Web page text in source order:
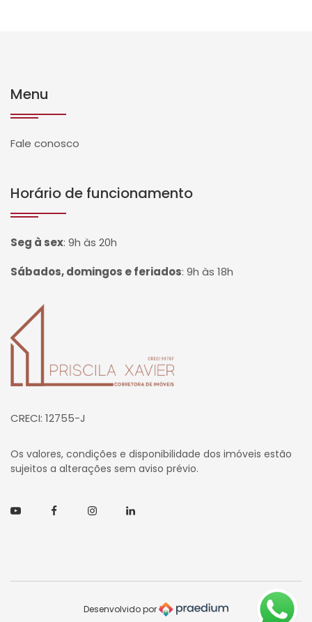
Menu
Fale conosco
Horário de funcionamento
Seg à sex: 9h às 20h
Sábados, domingos e feriados: 9h às 18h
Página inicial
CRECI: 12755-J
Os valores, condições e disponibilidade dos imóveis estão
sujeitos a alterações sem aviso prévio.
YoutubeFacebookInstagramLinkedin
Desenvolvido por